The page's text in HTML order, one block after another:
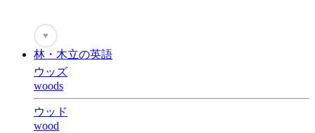
♥
林・木立の英語
ウッズ
woods
ウッド
wood